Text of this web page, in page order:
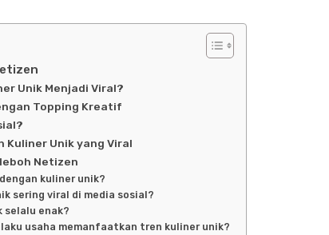
Unik Menjadi Viral?
Topping Kreatif
Kuliner Unik yang Viral
Netizen
kuliner unik?
sering viral di media sosial?
selalu enak?
usaha memanfaatkan tren kuliner unik?